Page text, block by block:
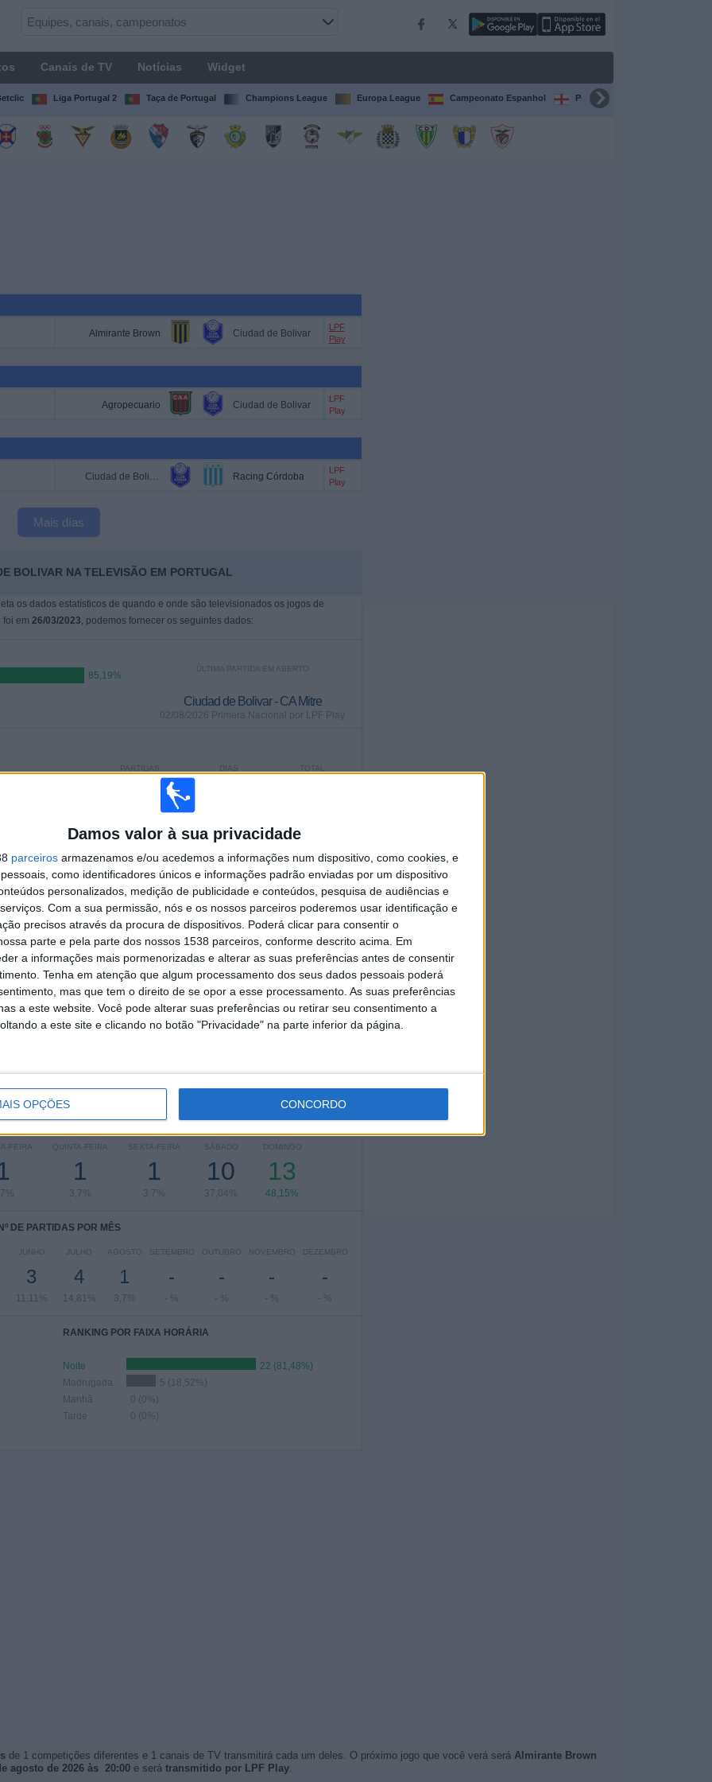
Damos valor à sua privacidade
parceiros armazenamos e/ou acedemos a informações num dispositivo, como cookies, e
como identificadores únicos e informações padrão enviadas por um dispositivo
personalizados, medição de publicidade e conteúdos, pesquisa de audiências e
Com a sua permissão, nós e os nossos parceiros poderemos usar identificação e
precisos através da procura de dispositivos. Poderá clicar para consentir o
parte e pela parte dos nossos 1538 parceiros, conforme descrito acima. Em
a informações mais pormenorizadas e alterar as suas preferências antes de consentir
Tenha em atenção que algum processamento dos seus dados pessoais poderá
mas que tem o direito de se opor a esse processamento. As suas preferências
a este website. Você pode alterar suas preferências ou retirar seu consentimento a
a este site e clicando no botão "Privacidade" na parte inferior da página.
OPÇÕES CONCORDO
Canais de TV Notícias Widget
Liga Portugal 2 Taça de Portugal Champions League Europa League Campeonato Espanhol Premier League
Almirante Brown Ciudad de Bolivar
LPF
Play
Agropecuario Ciudad de Bolivar
LPF
Play
Ciudad de Bolivar Racing Córdoba
LPF
Play
Mais días
BOLIVAR NA TELEVISÃO EM PORTUGAL
os dados estatísticos de quando e onde são televisionados os jogos de
foi em 26/03/2023, podemos fornecer os seguintes dados:
85,19%
ÚLTIMA PARTIDA EM ABERTO
Ciudad de Bolivar - CA Mitre
02/08/2026 Primera Nacional por LPF Play
TOTAL
DIAS
GRATUITA
PARTIDAS
CONSECUTIVOS
PAGOS
TOTAL
21
MÁXIMO
2
VS River Plate
TOTAL
2
COMPETIÇÕES
RANKING POR COMPETIÇÕES
Primera Nacional
23 (85,19%)
Copa Argentina
4 (14,81%)
Ver ranking completo
POR DIA DA SEMANA
FEIRA QUINTA-FEIRA
1
3,7%
SEXTA-FEIRA
1
3,7%
SÁBADO
10
37,04%
DOMINGO
13
48,15%
Nº DE PARTIDAS POR MÊS
JUNHO
3
11,11%
JULHO
4
14,81%
AGOSTO
1
3,7%
SETEMBRO
-
- %
OUTUBRO
-
- %
NOVEMBRO
-
- %
DEZEMBRO
-
- %
RANKING POR FAIXA HORÁRIA
Noite
22 (81,48%)
Madrugada
5 (18,52%)
Manhã
0 (0%)
Tarde
0 (0%)
de 1 competições diferentes e 1 canais de TV transmitirá cada um deles. O próximo jogo que você verá será Almirante Brown
agosto de 2026 às 20:00e será transmitido por LPF Play.